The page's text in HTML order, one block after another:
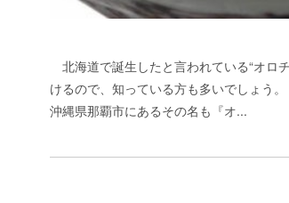
北海道で誕生したと言われている“オロ
けるので、知っている方も多いでしょう
沖縄県那覇市にあるその名も『オ...